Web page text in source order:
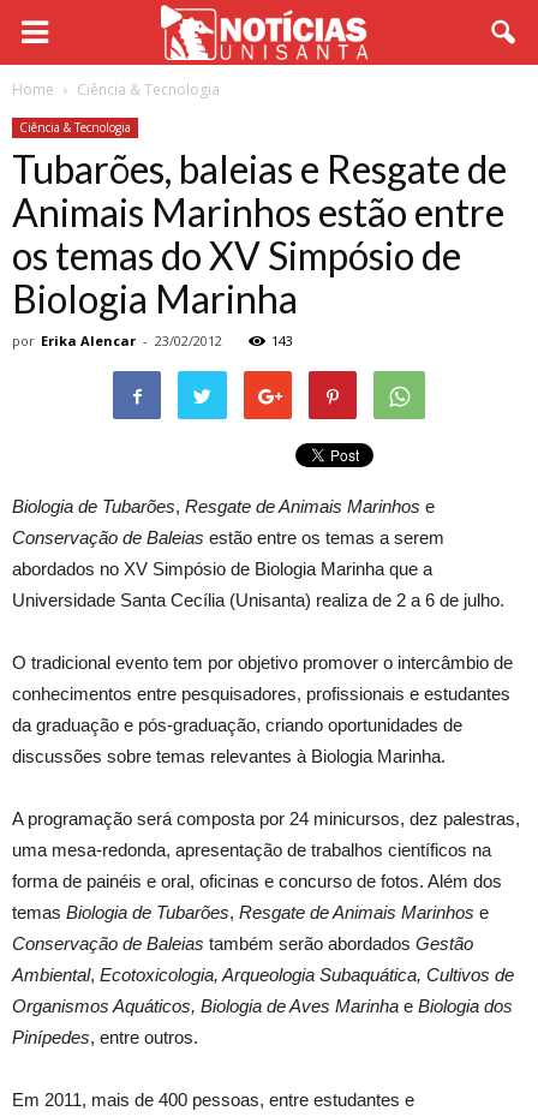
Home Ciência & Tecnologia
Ciência & Tecnologia
Tubarões, baleias e Resgate de
Animais Marinhos estão entre
os temas do XV Simpósio de
Biologia Marinha
por Erika Alencar - 23/02/2012 143
Biologia de Tubarões, Resgate de Animais Marinhos e
Conservação de Baleias estão entre os temas a serem
abordados no XV Simpósio de Biologia Marinha que a
Universidade Santa Cecília (Unisanta) realiza de 2 a 6 de julho.
O tradicional evento tem por objetivo promover o intercâmbio de
conhecimentos entre pesquisadores, profissionais e estudantes
da graduação e pós-graduação, criando oportunidades de
discussões sobre temas relevantes à Biologia Marinha.
A programação será composta por 24 minicursos, dez palestras,
uma mesa-redonda, apresentação de trabalhos científicos na
forma de painéis e oral, oficinas e concurso de fotos. Além dos
temas Biologia de Tubarões, Resgate de Animais Marinhos e
Conservação de Baleias também serão abordados Gestão
Ambiental, Ecotoxicologia, Arqueologia Subaquática, Cultivos de
Organismos Aquáticos, Biologia de Aves Marinha e Biologia dos
Pinípedes, entre outros.
Em 2011, mais de 400 pessoas, entre estudantes e